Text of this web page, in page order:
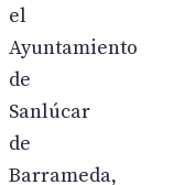
el
Ayuntamiento
de
Sanlúcar
de
Barrameda,